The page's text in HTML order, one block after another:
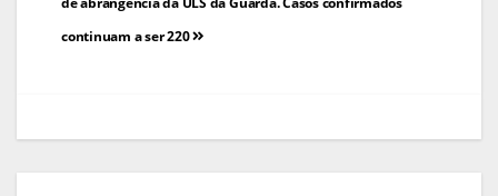
de
artigos
continuam a ser 220